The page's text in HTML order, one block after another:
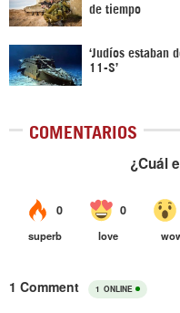
de tiempo
‘Judíos estaban
11-S’
COMENTARIOS